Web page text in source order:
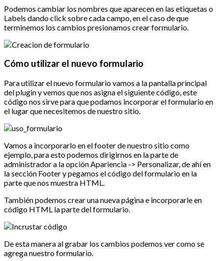
Podemos cambiar los nombres que aparecen en las etiquetas o
Labels dando click sobre cada campo, en el caso de que
terminemos los cambios presionamos crear formulario.
Cómo utilizar el nuevo formulario
Para utilizar el nuevo formulario vamos a la pantalla principal
del plugin y vemos que nos asigna el siguiente código, este
código nos sirve para que podamos incorporar el formulario en
el lugar que necesitemos de nuestro sitio.
Vamos a incorporarlo en el footer de nuestro sitio como
ejemplo, para esto podemos dirigirnos en la parte de
administrador a la opción Apariencia -> Personalizar, de ahí en
la sección Footer y pegamos el código del formulario en la
parte que nos muestra HTML.
También podemos crear una nueva página e incorporarle en
código HTML la parte del formulario.
De esta manera al grabar los cambios podemos ver como se
agrega nuestro formulario.